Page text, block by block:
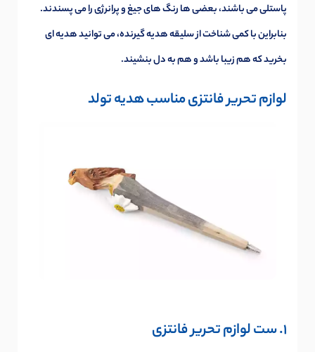
پاستلی می باشند، بعضی ها رنگ های جیغ و پرانرژی را می پسندند.
بنابراین با کمی شناخت از سلیقه هدیه گیرنده، می توانید هدیه ای
بخرید که هم زیبا باشد و هم به دل بنشیند.
لوازم تحریر فانتزی مناسب هدیه تولد
1. ست لوازم تحریر فانتزی